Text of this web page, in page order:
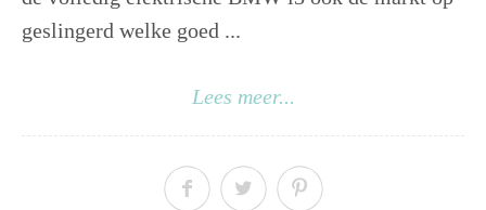
geslingerd welke goed ...
Lees meer...